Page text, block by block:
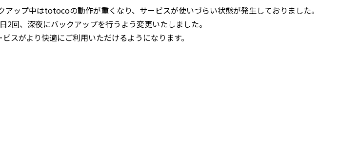
ップ中はtotocoの動作が重くなり、サービスが使いづらい状態が発生しておりました。
回、深夜にバックアップを行うよう変更いたしました。
スがより快適にご利用いただけるようになります。